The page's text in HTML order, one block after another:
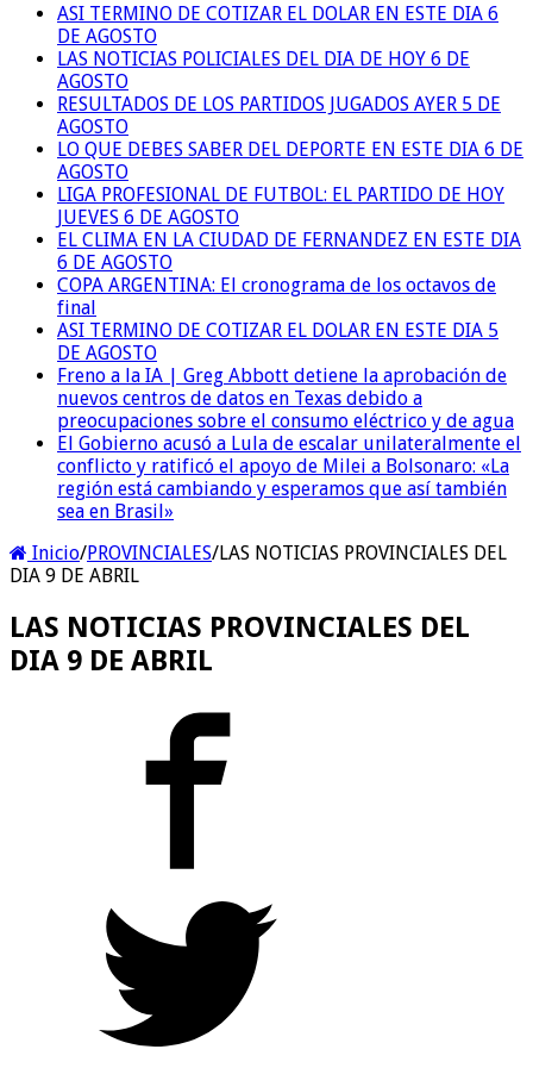
ASI TERMINO DE COTIZAR EL DOLAR EN ESTE DIA 6
DE AGOSTO
LAS NOTICIAS POLICIALES DEL DIA DE HOY 6 DE
AGOSTO
RESULTADOS DE LOS PARTIDOS JUGADOS AYER 5 DE
AGOSTO
LO QUE DEBES SABER DEL DEPORTE EN ESTE DIA 6 DE
AGOSTO
LIGA PROFESIONAL DE FUTBOL: EL PARTIDO DE HOY
JUEVES 6 DE AGOSTO
EL CLIMA EN LA CIUDAD DE FERNANDEZ EN ESTE DIA
6 DE AGOSTO
COPA ARGENTINA: El cronograma de los octavos de
final
ASI TERMINO DE COTIZAR EL DOLAR EN ESTE DIA 5
DE AGOSTO
Freno a la IA | Greg Abbott detiene la aprobación de
nuevos centros de datos en Texas debido a
preocupaciones sobre el consumo eléctrico y de agua
El Gobierno acusó a Lula de escalar unilateralmente el
conflicto y ratificó el apoyo de Milei a Bolsonaro: «La
región está cambiando y esperamos que así también
sea en Brasil»
Inicio/PROVINCIALES/LAS NOTICIAS PROVINCIALES DEL
DIA 9 DE ABRIL
LAS NOTICIAS PROVINCIALES DEL
DIA 9 DE ABRIL